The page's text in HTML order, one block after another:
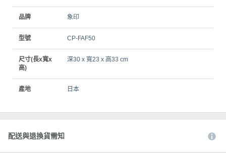
品牌 象印
型號 CP-FAF50
尺寸(長x寬x
高)
深30 x 寬23 x 高33 cm
產地 日本
配送與退換貨需知